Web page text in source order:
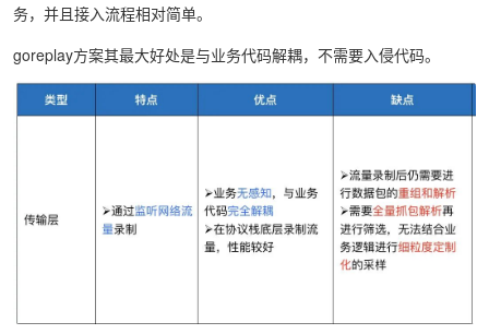
务，并且接入流程相对简单。
goreplay方案其最大好处是与业务代码解耦，不需要入侵代码。